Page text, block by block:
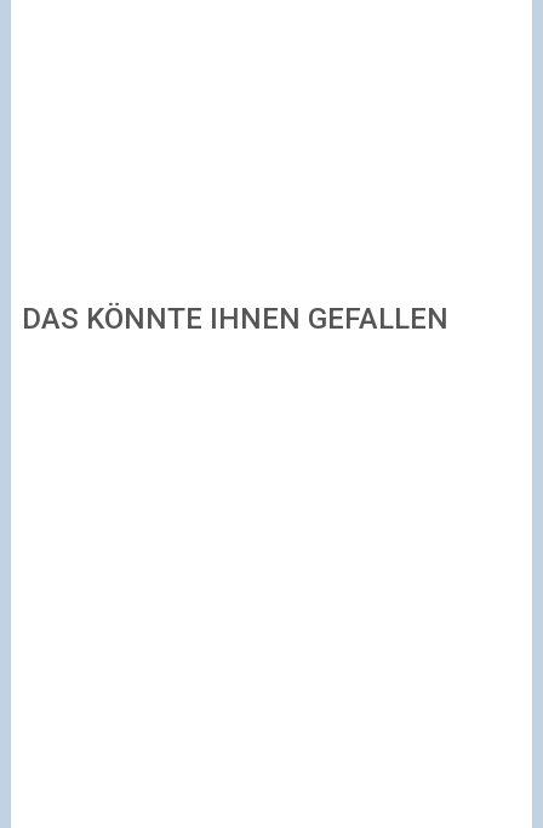
DAS KÖNNTE IHNEN GEFALLEN